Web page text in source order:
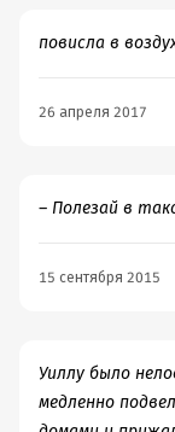
повисла в
26 апреля 2017
– Полезай в
15 сентября 2015
Уиллу было
медленно